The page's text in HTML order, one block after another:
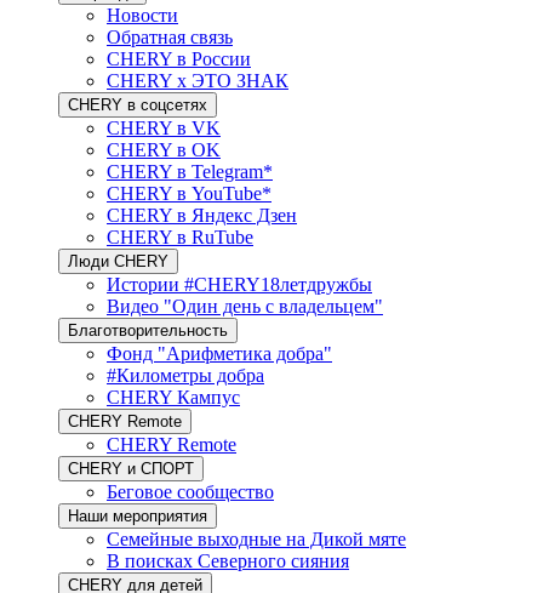
Новости
Обратная связь
CHERY в России
CHERY x ЭТО ЗНАК
CHERY в соцсетях
CHERY в VK
CHERY в OK
CHERY в Telegram*
CHERY в YouTube*
CHERY в Яндекс Дзен
CHERY в RuTube
Люди CHERY
Истории #CHERY18летдружбы
Видео "Один день с владельцем"
Благотворительность
Фонд "Арифметика добра"
#Километры добра
CHERY Кампус
CHERY Remote
CHERY Remote
CHERY и СПОРТ
Беговое сообщество
Наши мероприятия
Семейные выходные на Дикой мяте
В поисках Северного сияния
CHERY для детей